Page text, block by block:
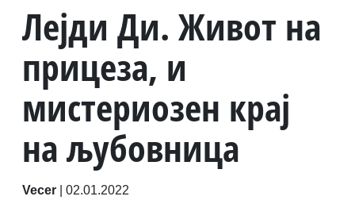
Лејди Ди. Живот на
прицеза, и
мистериозен крај
на љубовница
Vecer 02.01.2022